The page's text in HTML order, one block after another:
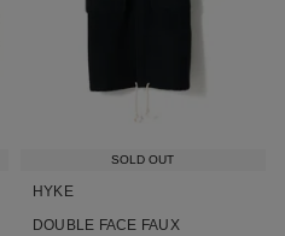
SOLD OUT
HYKE
DOUBLE FACE FAUX